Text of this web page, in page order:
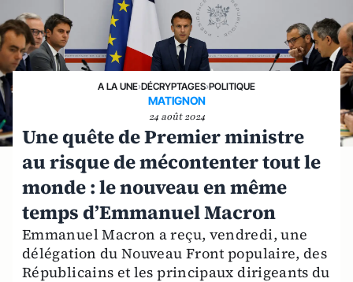
A LA UNE›DÉCRYPTAGES›POLITIQUE
MATIGNON
24 août 2024
Une quête de Premier ministre
au risque de mécontenter tout le
monde : le nouveau en même
temps d’Emmanuel Macron
Emmanuel Macron a reçu, vendredi, une
délégation du Nouveau Front populaire, des
Républicains et les principaux dirigeants du